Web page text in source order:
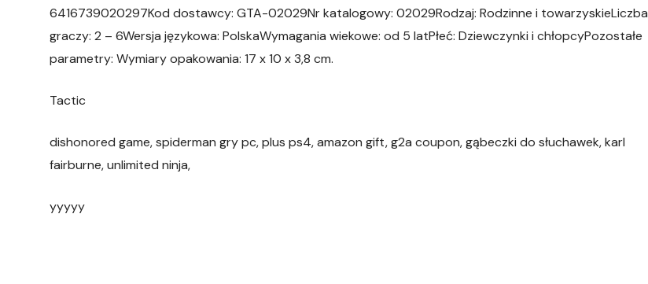
6416739020297Kod dostawcy: GTA-02029Nr katalogowy: 02029Rodzaj: Rodzinne i towarzyskieLiczba
graczy: 2 – 6Wersja językowa: PolskaWymagania wiekowe: od 5 latPłeć: Dziewczynki i chłopcyPozostałe
parametry: Wymiary opakowania: 17 x 10 x 3,8 cm.
Tactic
dishonored game, spiderman gry pc, plus ps4, amazon gift, g2a coupon, gąbeczki do słuchawek, karl
fairburne, unlimited ninja,
yyyyy